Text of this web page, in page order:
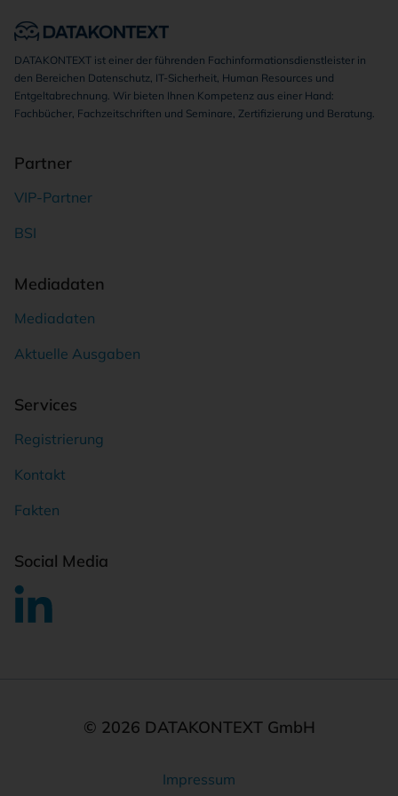
DATAKONTEXT ist einer der führenden Fachinformationsdienstleister in
den Bereichen Datenschutz, IT-Sicherheit, Human Resources und
Entgeltabrechnung. Wir bieten Ihnen Kompetenz aus einer Hand:
Fachbücher, Fachzeitschriften und Seminare, Zertifizierung und Beratung.
Partner
VIP-Partner
BSI
Mediadaten
Mediadaten
Aktuelle Ausgaben
Services
Registrierung
Kontakt
Fakten
Social Media
© 2026 DATAKONTEXT GmbH
Impressum